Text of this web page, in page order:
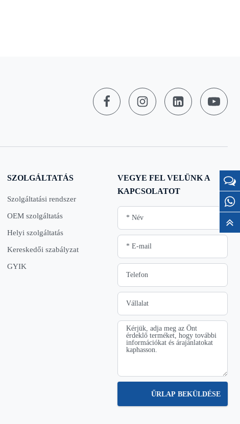
SZOLGÁLTATÁS
Szolgáltatási rendszer
OEM szolgáltatás
Helyi szolgáltatás
Kereskedői szabályzat
GYIK
VEGYE FEL VELÜNK A
KAPCSOLATOT
ŰRLAP BEKÜLDÉSE